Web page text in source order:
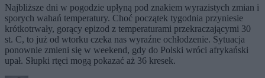
Najbliższe dni w pogodzie upłyną pod znakiem wyrazistych zmian i
sporych wahań temperatury. Choć początek tygodnia przyniesie
krótkotrwały, gorący epizod z temperaturami przekraczającymi 30
st. C, to już od wtorku czeka nas wyraźne ochłodzenie. Sytuacja
ponownie zmieni się w weekend, gdy do Polski wróci afrykański
upał. Słupki rtęci mogą pokazać aż 36 kresek.